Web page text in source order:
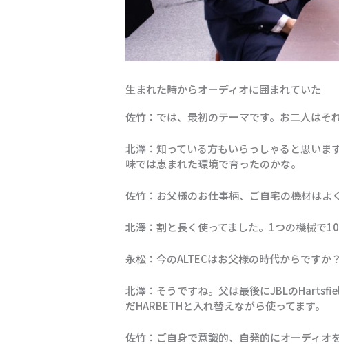
生まれた時からオーディオに囲まれていた
佐竹：では、最初のテーマです。お二人はそ
北澤：知っている方もいらっしゃると思いま
味では恵まれた環境で育ったのかな。
佐竹：お父様のお仕事柄、ご自宅の機材はよ
北澤：割と長く使ってました。1つの機械で
永松：今のALTECはお父様の時代からですか？
北澤：そうですね。父は最後にJBLの
だHARBETHと入れ替えながら使ってます。
佐竹：ご自身で意識的、自発的にオーディオ